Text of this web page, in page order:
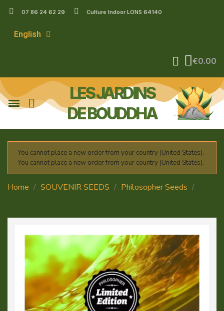
07 86 24 62 29 Culture Indoor LONS 64140
English
€0.00
LES JARDINS
DE BOUDDHA
You cannot place a new order from your country (United States).
You cannot place a new order from your country (United States).
Home SOUVENIR SEEDS
Philosopher Seeds